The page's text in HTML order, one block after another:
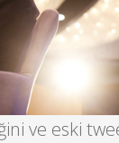
ve eski